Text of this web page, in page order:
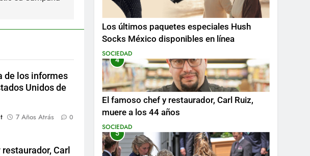
de los informes
Unidos de
7 Años Atrás 0
Carl
Los últimos paquetes especiales Hush
Socks México disponibles en línea
SOCIEDAD
4
El famoso chef y restaurador, Carl Ruiz,
muere a los 44 años
SOCIEDAD
5